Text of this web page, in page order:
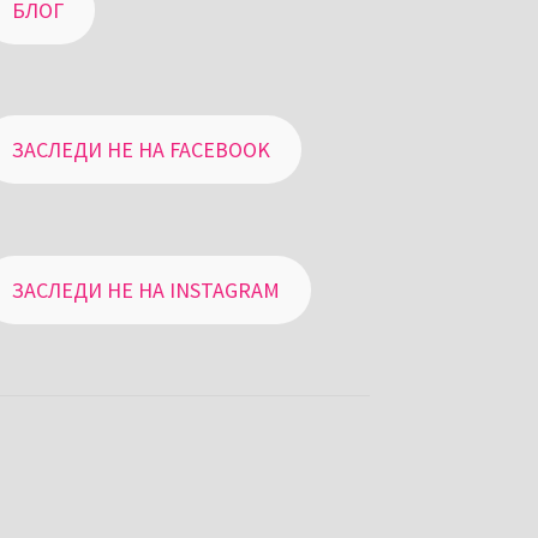
БЛОГ
ЗАСЛЕДИ НЕ НА FACEBOOK
ЗАСЛЕДИ НЕ НА INSTAGRAM